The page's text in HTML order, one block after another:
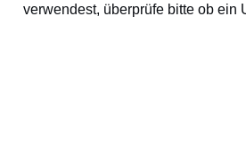
verwendest, überprüfe bitte ob ein